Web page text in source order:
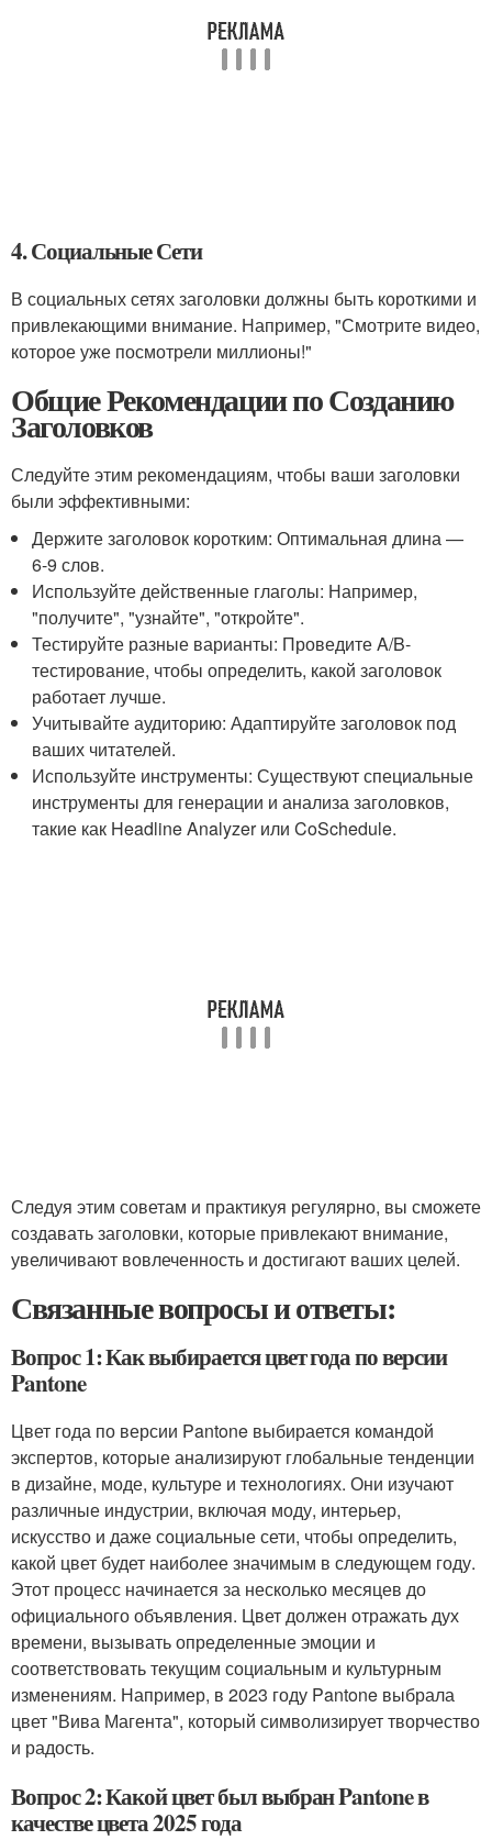
4. Социальные Сети
В социальных сетях заголовки должны быть короткими и
привлекающими внимание. Например, "Смотрите видео,
которое уже посмотрели миллионы!"
Общие Рекомендации по Созданию
Заголовков
Следуйте этим рекомендациям, чтобы ваши заголовки
были эффективными:
Держите заголовок коротким: Оптимальная длина —
6-9 слов.
Используйте действенные глаголы: Например,
"получите", "узнайте", "откройте".
Тестируйте разные варианты: Проведите A/B-
тестирование, чтобы определить, какой заголовок
работает лучше.
Учитывайте аудиторию: Адаптируйте заголовок под
ваших читателей.
Используйте инструменты: Существуют специальные
инструменты для генерации и анализа заголовков,
такие как Headline Analyzer или CoSchedule.
Следуя этим советам и практикуя регулярно, вы сможете
создавать заголовки, которые привлекают внимание,
увеличивают вовлеченность и достигают ваших целей.
Связанные вопросы и ответы:
Вопрос 1: Как выбирается цвет года по версии
Pantone
Цвет года по версии Pantone выбирается командой
экспертов, которые анализируют глобальные тенденции
в дизайне, моде, культуре и технологиях. Они изучают
различные индустрии, включая моду, интерьер,
искусство и даже социальные сети, чтобы определить,
какой цвет будет наиболее значимым в следующем году.
Этот процесс начинается за несколько месяцев до
официального объявления. Цвет должен отражать дух
времени, вызывать определенные эмоции и
соответствовать текущим социальным и культурным
изменениям. Например, в 2023 году Pantone выбрала
цвет "Вива Магента", который символизирует творчество
и радость.
Вопрос 2: Какой цвет был выбран Pantone в
качестве цвета 2025 года